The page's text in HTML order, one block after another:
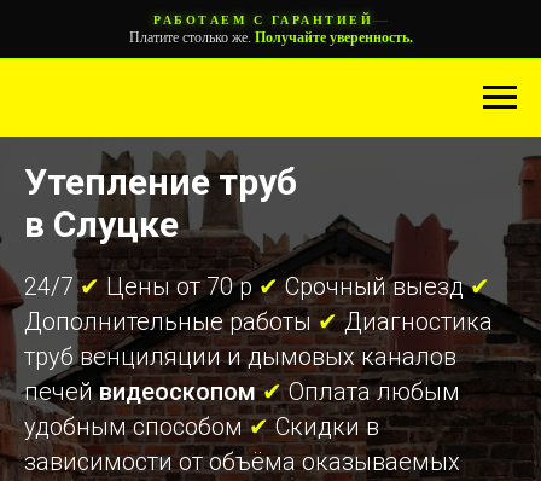
РАБОТАЕМ С ГАРАНТИЕЙ—
Платите столько же. Получайте уверенность.
Утепление труб
в Слуцке
24/7✔ Цены от 70 р✔Срочный выезд✔
Дополнительные работы ✔Диагностика
труб венциляции и дымовых каналов
печейвидеоскопом ✔Оплата любым
удобным способом✔Скидки в
зависимости от объёма оказываемых